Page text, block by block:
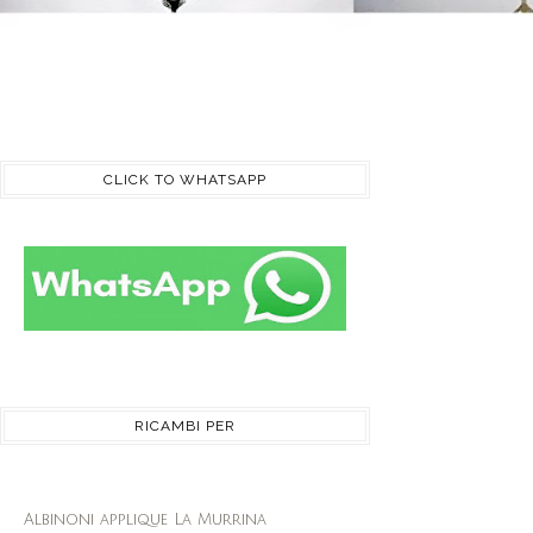
CLICK TO WHATSAPP
RICAMBI PER
Albinoni applique La Murrina